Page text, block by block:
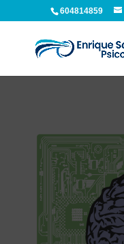
604814859